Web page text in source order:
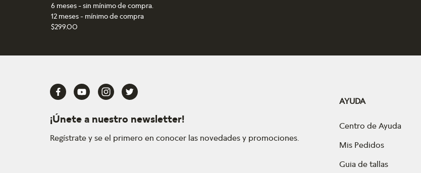
6 meses - sin mínimo de compra.
12 meses - mínimo de compra
$299.00
¡Únete a nuestro newsletter!
Regístrate y se el primero en conocer las novedades y promociones.
AYUDA
Centro de Ayuda
Mis Pedidos
Guia de tallas